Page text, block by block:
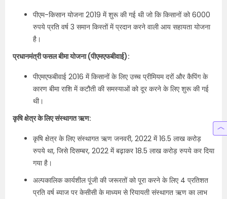
पीएम-किसान योजना 2019 में शुरू की गई थी जो कि किसानों को 6000
रुपये प्रति वर्ष 3 समान किस्तों में प्रदान करने वाली आय सहायता योजना
है।
प्रधानमंत्री फसल बीमा योजना (पीएमएफबीवाई):
पीएमएफबीवाई 2016 में किसानों के लिए उच्च प्रीमियम दरों और कैपिंग के
कारण बीमा राशि में कटौती की समस्याओं को दूर करने के लिए शुरू की गई
थी।
कृषि क्षेत्र के लिए संस्थागत ऋण:
कृषि क्षेत्र के लिए संस्थागत ऋण जनवरी, 2022 में 16.5 लाख करोड़
रुपये था, जिसे दिसम्‍बर, 2022 में बढ़ाकर 18.5 लाख करोड़ रुपये कर दिया
गया है।
अल्पकालिक कार्यशील पूंजी की जरूरतों को पूरा करने के लिए 4 प्रतिशत
प्रति वर्ष ब्याज पर केसीसी के माध्यम से रियायती संस्थागत ऋण का लाभ